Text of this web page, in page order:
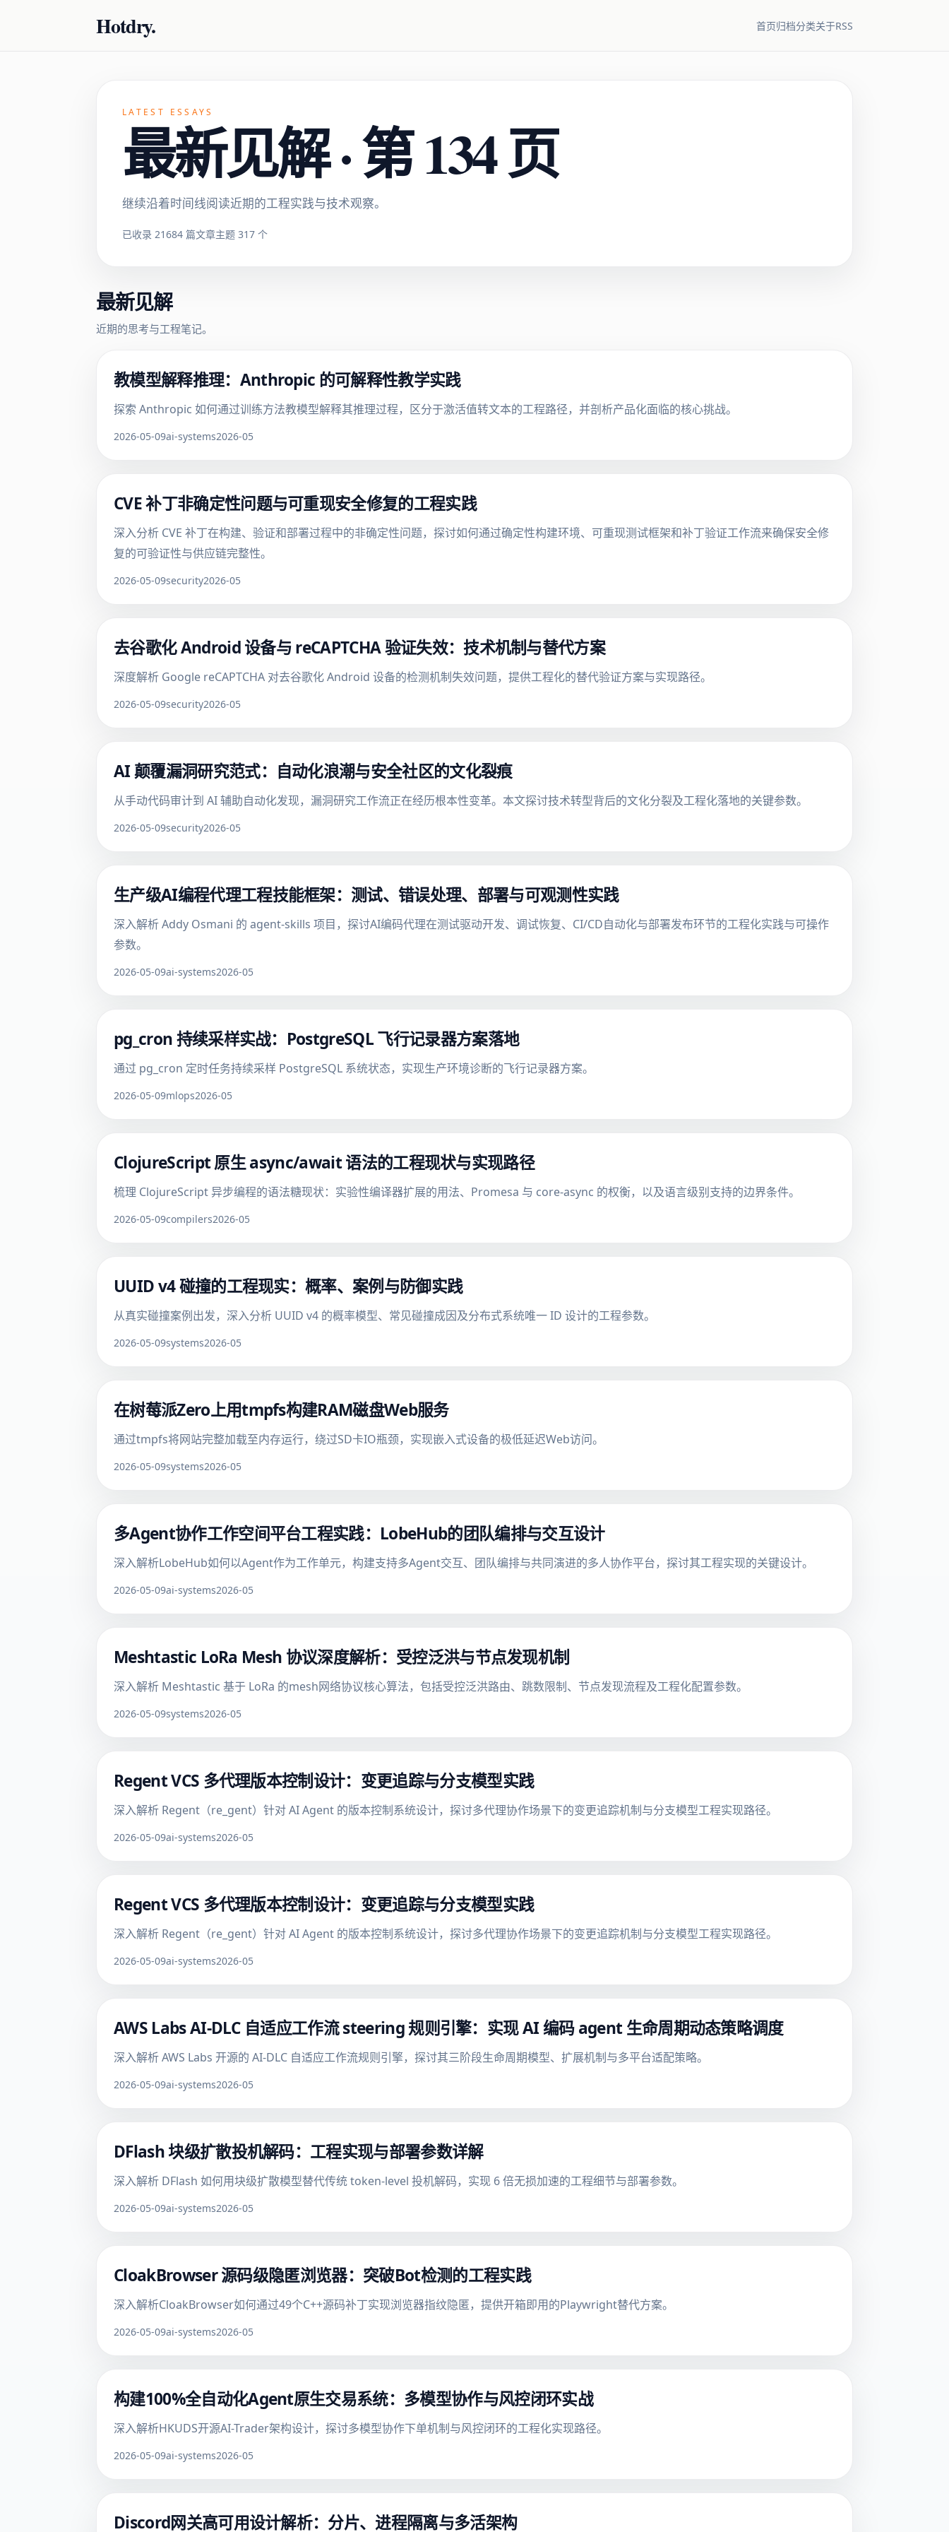
Hotdry. 首页归档分类关于RSS
LATEST ESSAYS
最新见解 · 第 134 页
继续沿着时间线阅读近期的工程实践与技术观察。
已收录 21684 篇文章主题 317 个
最新见解
近期的思考与工程笔记。
教模型解释推理：Anthropic 的可解释性教学实践
探索 Anthropic 如何通过训练方法教模型解释其推理过程，区分于激活值转文本的工程路径，并剖析产品化面临的核心挑战。
2026-05-09ai-systems2026-05
CVE 补丁非确定性问题与可重现安全修复的工程实践
深入分析 CVE 补丁在构建、验证和部署过程中的非确定性问题，探讨如何通过确定性构建环境、可重现测试框架和补丁验证工作流来确保安全修
复的可验证性与供应链完整性。
2026-05-09security2026-05
去谷歌化 Android 设备与 reCAPTCHA 验证失效：技术机制与替代方案
深度解析 Google reCAPTCHA 对去谷歌化 Android 设备的检测机制失效问题，提供工程化的替代验证方案与实现路径。
2026-05-09security2026-05
AI 颠覆漏洞研究范式：自动化浪潮与安全社区的文化裂痕
从手动代码审计到 AI 辅助自动化发现，漏洞研究工作流正在经历根本性变革。本文探讨技术转型背后的文化分裂及工程化落地的关键参数。
2026-05-09security2026-05
生产级AI编程代理工程技能框架：测试、错误处理、部署与可观测性实践
深入解析 Addy Osmani 的 agent-skills 项目，探讨AI编码代理在测试驱动开发、调试恢复、CI/CD自动化与部署发布环节的工程化实践与可操作
参数。
2026-05-09ai-systems2026-05
pg_cron 持续采样实战：PostgreSQL 飞行记录器方案落地
通过 pg_cron 定时任务持续采样 PostgreSQL 系统状态，实现生产环境诊断的飞行记录器方案。
2026-05-09mlops2026-05
ClojureScript 原生 async/await 语法的工程现状与实现路径
梳理 ClojureScript 异步编程的语法糖现状：实验性编译器扩展的用法、Promesa 与 core-async 的权衡，以及语言级别支持的边界条件。
2026-05-09compilers2026-05
UUID v4 碰撞的工程现实：概率、案例与防御实践
从真实碰撞案例出发，深入分析 UUID v4 的概率模型、常见碰撞成因及分布式系统唯一 ID 设计的工程参数。
2026-05-09systems2026-05
在树莓派Zero上用tmpfs构建RAM磁盘Web服务
通过tmpfs将网站完整加载至内存运行，绕过SD卡IO瓶颈，实现嵌入式设备的极低延迟Web访问。
2026-05-09systems2026-05
多Agent协作工作空间平台工程实践：LobeHub的团队编排与交互设计
深入解析LobeHub如何以Agent作为工作单元，构建支持多Agent交互、团队编排与共同演进的多人协作平台，探讨其工程实现的关键设计。
2026-05-09ai-systems2026-05
Meshtastic LoRa Mesh 协议深度解析：受控泛洪与节点发现机制
深入解析 Meshtastic 基于 LoRa 的mesh网络协议核心算法，包括受控泛洪路由、跳数限制、节点发现流程及工程化配置参数。
2026-05-09systems2026-05
Regent VCS 多代理版本控制设计：变更追踪与分支模型实践
深入解析 Regent（re_gent）针对 AI Agent 的版本控制系统设计，探讨多代理协作场景下的变更追踪机制与分支模型工程实现路径。
2026-05-09ai-systems2026-05
Regent VCS 多代理版本控制设计：变更追踪与分支模型实践
深入解析 Regent（re_gent）针对 AI Agent 的版本控制系统设计，探讨多代理协作场景下的变更追踪机制与分支模型工程实现路径。
2026-05-09ai-systems2026-05
AWS Labs AI-DLC 自适应工作流 steering 规则引擎：实现 AI 编码 agent 生命周期动态策略调度
深入解析 AWS Labs 开源的 AI-DLC 自适应工作流规则引擎，探讨其三阶段生命周期模型、扩展机制与多平台适配策略。
2026-05-09ai-systems2026-05
DFlash 块级扩散投机解码：工程实现与部署参数详解
深入解析 DFlash 如何用块级扩散模型替代传统 token-level 投机解码，实现 6 倍无损加速的工程细节与部署参数。
2026-05-09ai-systems2026-05
CloakBrowser 源码级隐匿浏览器：突破Bot检测的工程实践
深入解析CloakBrowser如何通过49个C++源码补丁实现浏览器指纹隐匿，提供开箱即用的Playwright替代方案。
2026-05-09ai-systems2026-05
构建100%全自动化Agent原生交易系统：多模型协作与风控闭环实战
深入解析HKUDS开源AI-Trader架构设计，探讨多模型协作下单机制与风控闭环的工程化实现路径。
2026-05-09ai-systems2026-05
Discord网关高可用设计解析：分片、进程隔离与多活架构